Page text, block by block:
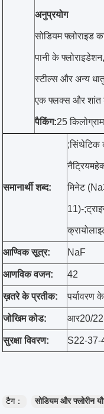
अनुप्रयोग
सोडियम फ्लोराइड
पानी के
स्टील्स और अन्य
एक फ्लक्स और शांत
पैकिंग:25
समानार्थी शब्द:
;सिंथेटिक
मिनेट
11)-
आण्विक सूत्र: NaF
आणविक वजन: 42
ख़तरे के प्रतीक: पर्यावरण
जोखिम कोड: आर20/
सुरक्षा विवरण: S22-37-
टैग： सोडियम और फ्लोरीन